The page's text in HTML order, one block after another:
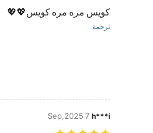
كويس مره مره كويس💖💖
ترجمة
h***i
7 Sep,2025